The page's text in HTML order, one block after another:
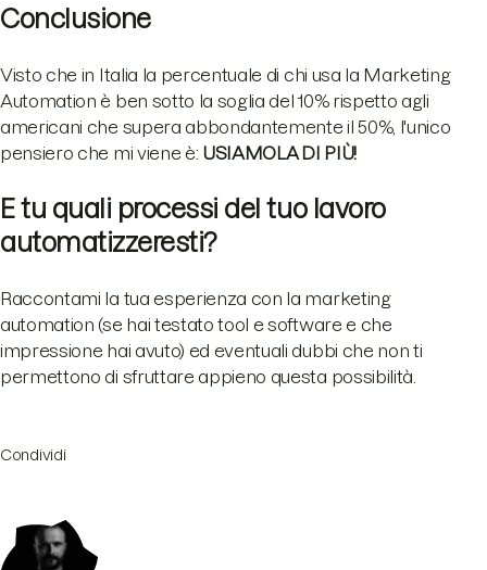
Conclusione
Visto che in Italia la percentuale di chi usa la Marketing
Automation è ben sotto la soglia del 10% rispetto agli
americani che supera abbondantemente il 50%, l'unico
pensiero che mi viene è: USIAMOLA DI PIÙ!
E tu quali processi del tuo lavoro
automatizzeresti?
Raccontami la tua esperienza con la marketing
automation (se hai testato tool e software e che
impressione hai avuto) ed eventuali dubbi che non ti
permettono di sfruttare appieno questa possibilità.
Condividi